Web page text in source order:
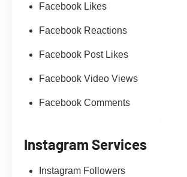
Facebook Likes
Facebook Reactions
Facebook Post Likes
Facebook Video Views
Facebook Comments
Instagram Services
Instagram Followers